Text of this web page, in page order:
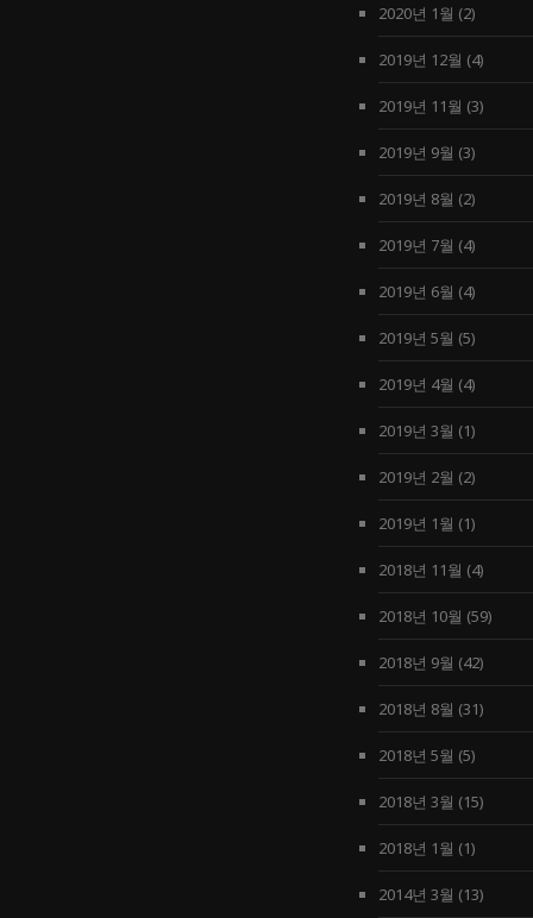
2020년 1월 (2)
2019년 12월 (4)
2019년 11월 (3)
2019년 9월 (3)
2019년 8월 (2)
2019년 7월 (4)
2019년 6월 (4)
2019년 5월 (5)
2019년 4월 (4)
2019년 3월 (1)
2019년 2월 (2)
2019년 1월 (1)
2018년 11월 (4)
2018년 10월 (59)
2018년 9월 (42)
2018년 8월 (31)
2018년 5월 (5)
2018년 3월 (15)
2018년 1월 (1)
2014년 3월 (13)